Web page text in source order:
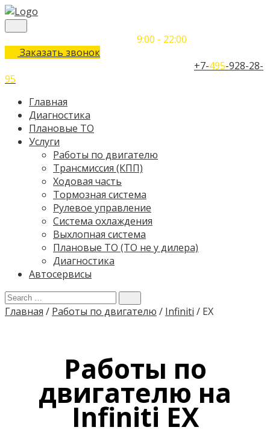
9:00 - 22:00
Заказать звонок
+7-495-928-28-
95
Главная
Диагностика
Плановые ТО
Услуги
Работы по двигателю
Трансмиссия (КПП)
Ходовая часть
Тормозная система
Рулевое управление
Система охлаждения
Выхлопная система
Плановые ТО (ТО не у дилера)
Диагностика
Автосервисы
Главная / Работы по двигателю / Infiniti / EX
Работы по
двигателю на
Infiniti EX